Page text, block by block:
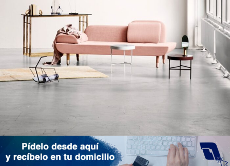
Decor
Rhoncus quisque sollicitudin